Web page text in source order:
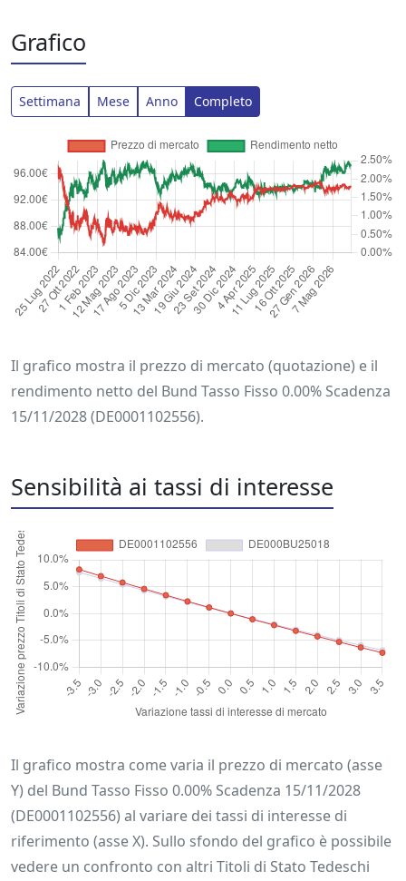
Grafico
Settimana Mese Anno Completo
Il grafico mostra il prezzo di mercato (quotazione) e il
rendimento netto del Bund Tasso Fisso 0.00% Scadenza
15/11/2028 (DE0001102556).
Sensibilità ai tassi di interesse
Il grafico mostra come varia il prezzo di mercato (asse
Y) del Bund Tasso Fisso 0.00% Scadenza 15/11/2028
(DE0001102556) al variare dei tassi di interesse di
riferimento (asse X). Sullo sfondo del grafico è possibile
vedere un confronto con altri Titoli di Stato Tedeschi